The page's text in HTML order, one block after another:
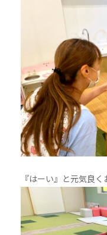
『はーい』と元気良